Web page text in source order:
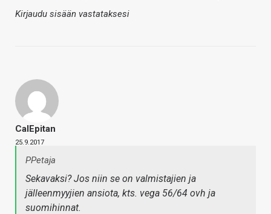
Kirjaudu sisään vastataksesi
CalEpitan
25.9.2017
PPetaja
Sekavaksi? Jos niin se on valmistajien ja
jälleenmyyjien ansiota, kts. vega 56/64 ovh ja
suomihinnat.